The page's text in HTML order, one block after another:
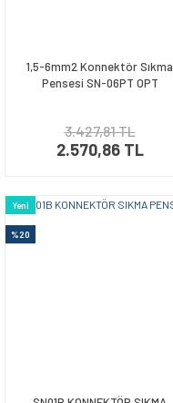
1,5-6mm2 Konnektör Sıkma
Pensesi SN-06PT OPT
3.427,81 TL
2.570,86 TL
%20
Yeni